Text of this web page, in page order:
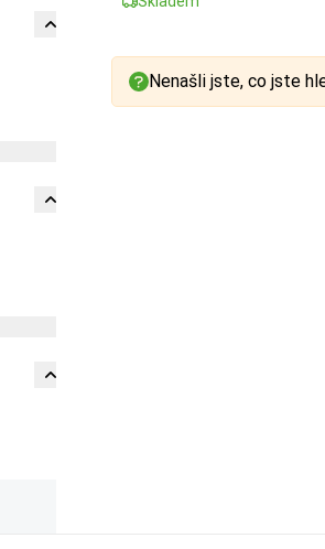
Nenašli jste, co jste